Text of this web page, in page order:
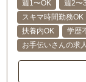
週1〜OK 週2〜
スキマ時間勤務OK
扶養内OK
学歴
お手伝いさんの求人